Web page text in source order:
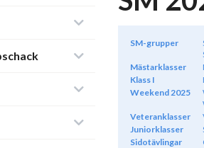
SM-grupper
Mästarklasser
Klass I
Weekend 2025
Veteranklasser
Juniorklasser
Sidotävlingar